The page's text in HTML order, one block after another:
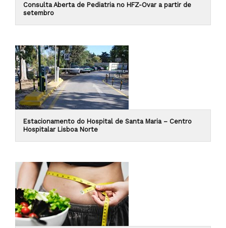
Consulta Aberta de Pediatria no HFZ-Ovar a partir de
setembro
Estacionamento do Hospital de Santa Maria – Centro
Hospitalar Lisboa Norte